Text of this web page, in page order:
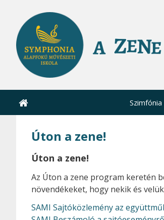
Úton a zene!
Úton a zene!
Az Úton a zene program keretén
növendékeket, hogy nekik és
SAMI Sajtóközlemény az